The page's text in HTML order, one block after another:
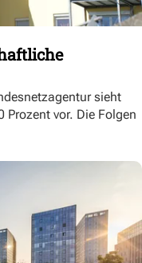
sieht
vor. Die Folgen